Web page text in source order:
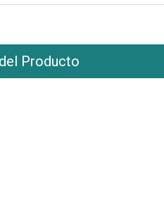
Producto